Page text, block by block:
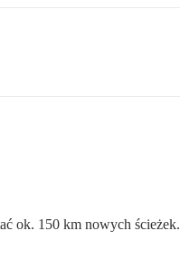
ok. 150 km nowych ścieżek.